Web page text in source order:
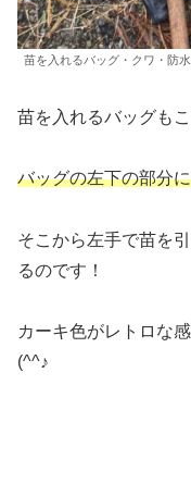
苗を入れるバッグ・クワ・防
苗を入れるバッグも
バッグの左下の部分
そこから左手で苗を
るのです！
カーキ色がレトロな
(^^♪